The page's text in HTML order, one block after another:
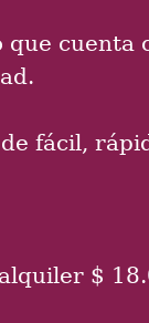
cuenta
fácil,
$